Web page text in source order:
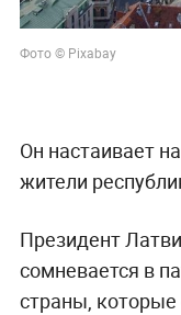
Фото © Pixabay
Он настаивает
жители
Президент
сомневается в
страны,